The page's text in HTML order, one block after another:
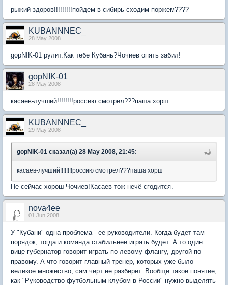
рыжий здоров!!!!!!!!!пойдем в сибирь сходим поржем????
KUBANNNEC_
28 May 2008
gopNIK-01 рулит.Как тебе Кубань?Чочиев опять забил!
gopNIK-01
28 May 2008
касаев-лучший!!!!!!!!россию смотрел???паша хорш
KUBANNNEC_
29 May 2008
gopNIK-01 сказал(а) 28 May 2008, 21:45:
касаев-лучший!!!!!!!!россию смотрел???паша хорш
Не сейчас хорош Чочиев!Касаев тож нечё сгодится.
nova4ee
01 Jun 2008
У "Кубани" одна проблема - ее руководители. Когда будет там
порядок, тогда и команда стабильнее играть будет. А то один
вице-губернатор говорит играть по левому флангу, другой по
правому. А что говорит главный тренер, которых уже было
великое множество, сам черт не разберет. Вообще такое понятие,
как "Руководство футбольным клубом в России" нужно выделять